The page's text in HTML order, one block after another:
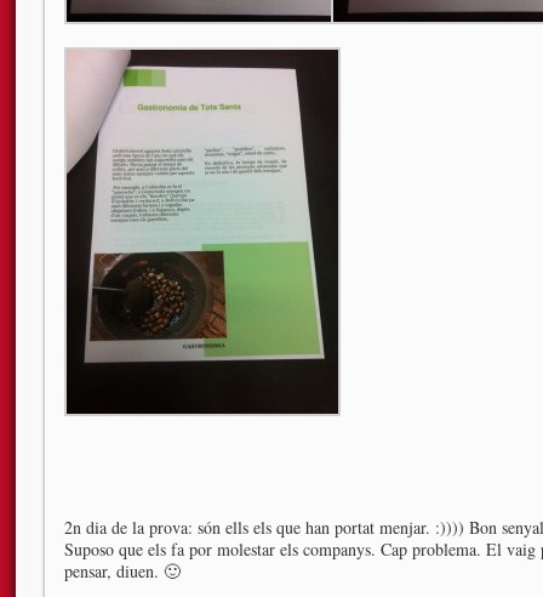
2n dia de la prova: són ells els que han portat menjar. :)))) Bon
Suposo que els fa por molestar els companys. Cap problema. El vaig
pensar, diuen. 🙂